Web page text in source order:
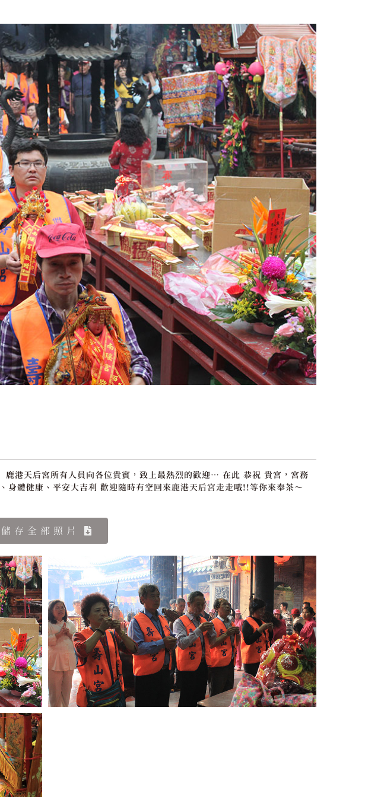
港天后宮所有人員向各位貴賓，致上最熱烈的歡迎… 在此 恭祝 貴宮，宮務
身體健康、平安大吉利 歡迎隨時有空回來鹿港天后宮走走哦!!等你來奉茶～
儲存全部照片